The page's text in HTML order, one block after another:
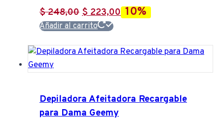
$248,00 El
precio
era:
$ 248,00.
$223,00El
es:
$ 223,00.
10%
Añadir al carrito
Depiladora Afeitadora Recargable
para Dama Geemy